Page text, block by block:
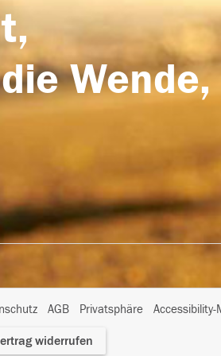
AGB Privatsphäre
I
widerrufen